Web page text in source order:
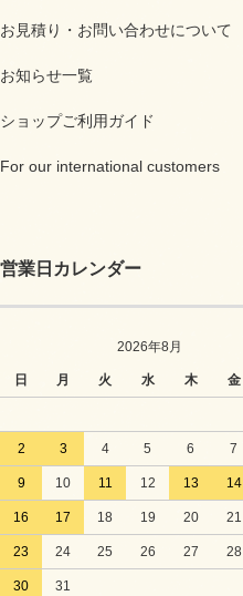
お見積り・お問い合わせについて
お知らせ一覧
ショップご利用ガイド
For our international customers
営業日カレンダー
2026年8月
日 月 火 水 木 金
2 3 4 5 6 7
9 10 11 12 13 14
16 17 18 19 20 21
23 24 25 26 27 28
30 31